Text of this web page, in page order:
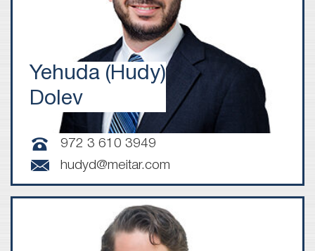
Yehuda (Hudy)
Dolev
972 3 610 3949
hudyd@meitar.com